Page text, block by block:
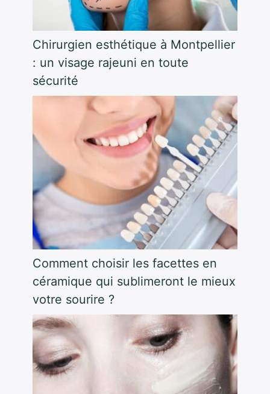
Chirurgien esthétique à Montpellier
: un visage rajeuni en toute
sécurité
Comment choisir les facettes en
céramique qui sublimeront le mieux
votre sourire ?